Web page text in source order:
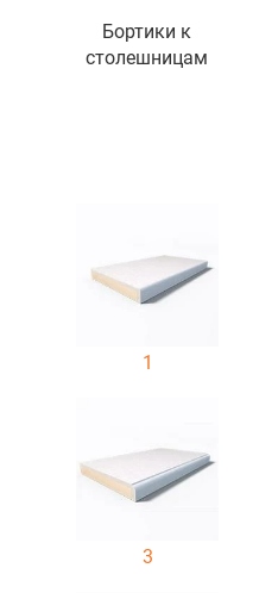
Бортики к
столешницам
1
3